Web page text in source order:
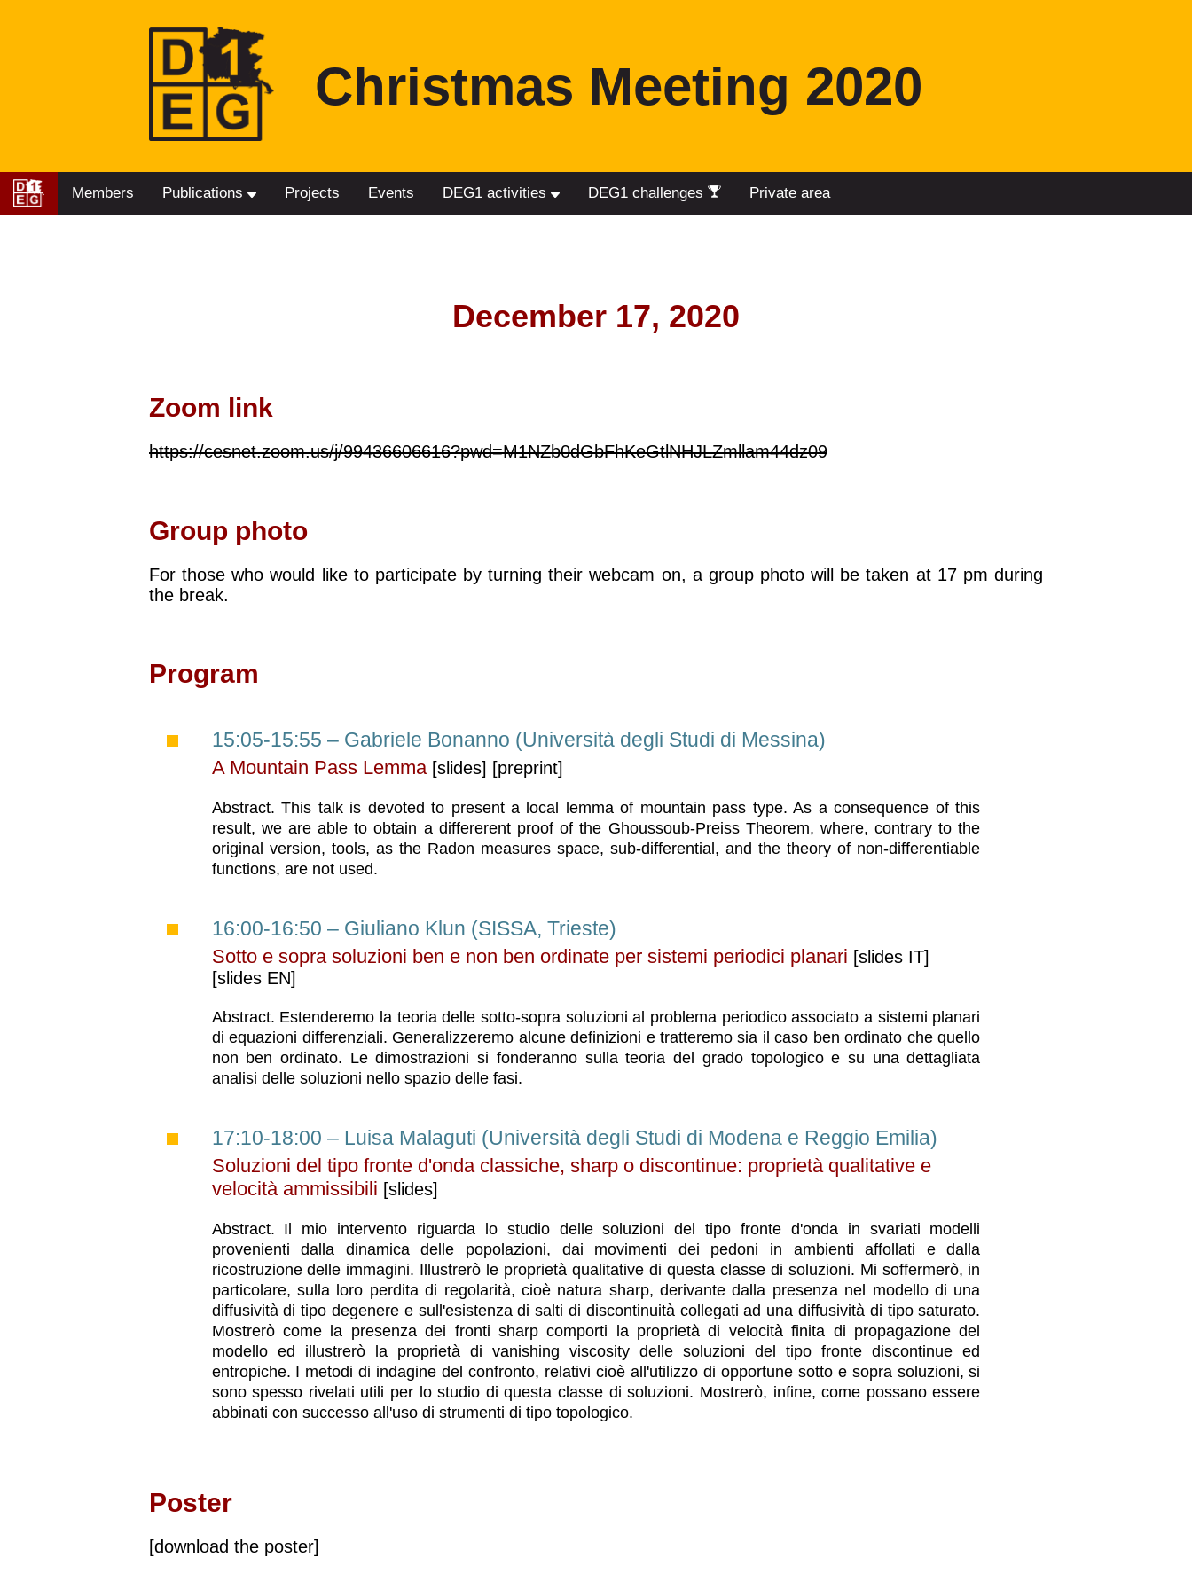
Christmas Meeting 2020
Members Publications Projects Events DEG1 activities DEG1 challenges Private area
December 17, 2020
Zoom link
https://cesnet.zoom.us/j/99436606616?pwd=M1NZb0dGbFhKeGtlNHJLZmllam44dz09
Group photo
For those who would like to participate by turning their webcam on, a group photo will be taken at 17 pm during
the break.
Program
15:05-15:55 – Gabriele Bonanno (Università degli Studi di Messina)
A Mountain Pass Lemma [slides] [preprint]
Abstract. This talk is devoted to present a local lemma of mountain pass type. As a consequence of this
result, we are able to obtain a differerent proof of the Ghoussoub-Preiss Theorem, where, contrary to the
original version, tools, as the Radon measures space, sub-differential, and the theory of non-differentiable
functions, are not used.
16:00-16:50 – Giuliano Klun (SISSA, Trieste)
Sotto e sopra soluzioni ben e non ben ordinate per sistemi periodici planari [slides IT]
[slides EN]
Abstract. Estenderemo la teoria delle sotto-sopra soluzioni al problema periodico associato a sistemi planari
di equazioni differenziali. Generalizzeremo alcune definizioni e tratteremo sia il caso ben ordinato che quello
non ben ordinato. Le dimostrazioni si fonderanno sulla teoria del grado topologico e su una dettagliata
analisi delle soluzioni nello spazio delle fasi.
17:10-18:00 – Luisa Malaguti (Università degli Studi di Modena e Reggio Emilia)
Soluzioni del tipo fronte d'onda classiche, sharp o discontinue: proprietà qualitative e
velocità ammissibili [slides]
Abstract. Il mio intervento riguarda lo studio delle soluzioni del tipo fronte d'onda in svariati modelli
provenienti dalla dinamica delle popolazioni, dai movimenti dei pedoni in ambienti affollati e dalla
ricostruzione delle immagini. Illustrerò le proprietà qualitative di questa classe di soluzioni. Mi soffermerò, in
particolare, sulla loro perdita di regolarità, cioè natura sharp, derivante dalla presenza nel modello di una
diffusività di tipo degenere e sull'esistenza di salti di discontinuità collegati ad una diffusività di tipo saturato.
Mostrerò come la presenza dei fronti sharp comporti la proprietà di velocità finita di propagazione del
modello ed illustrerò la proprietà di vanishing viscosity delle soluzioni del tipo fronte discontinue ed
entropiche. I metodi di indagine del confronto, relativi cioè all'utilizzo di opportune sotto e sopra soluzioni, si
sono spesso rivelati utili per lo studio di questa classe di soluzioni. Mostrerò, infine, come possano essere
abbinati con successo all'uso di strumenti di tipo topologico.
Poster
[download the poster]